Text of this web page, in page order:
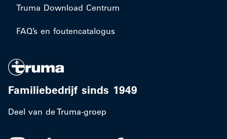
Truma Download Centrum
FAQ’s en foutencatalogus
Familiebedrijf sinds 1949
Deel van de Truma-groep